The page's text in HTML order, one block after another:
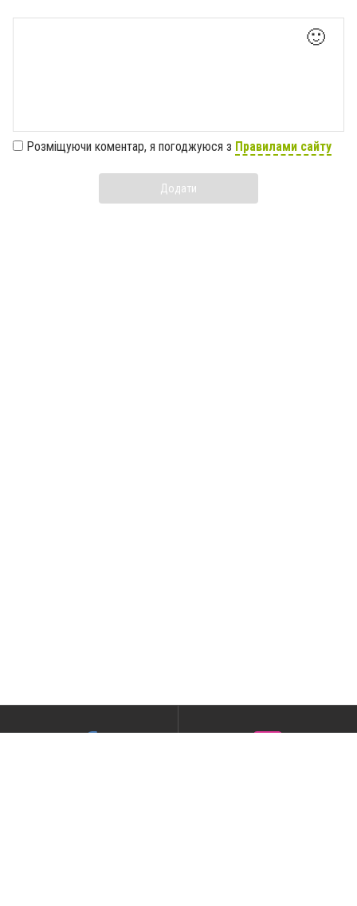
🙂
Розміщуючи коментар, я погоджуюся з Правилами сайту
Додати